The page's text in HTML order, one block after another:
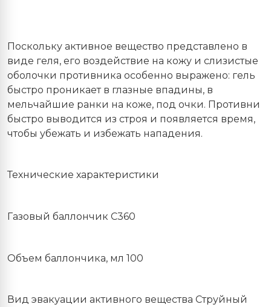
Поскольку активное вещество представлено в
виде геля, его воздействие на кожу и слизистые
оболочки противника особенно выражено: гель
быстро проникает в глазные впадины, в
мельчайшие ранки на коже, под очки. Противни
быстро выводится из строя и появляется время,
чтобы убежать и избежать нападения.
Технические характеристики
Газовый баллончик С360
Объем баллончика, мл 100
Вид эвакуации активного вещества Струйный